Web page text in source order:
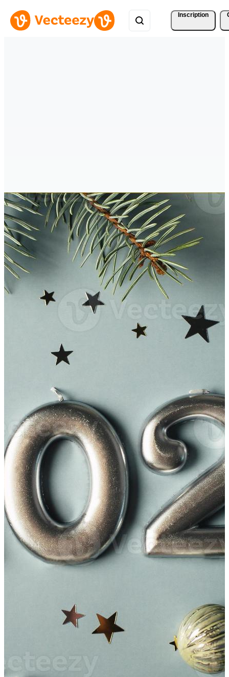
Inscription